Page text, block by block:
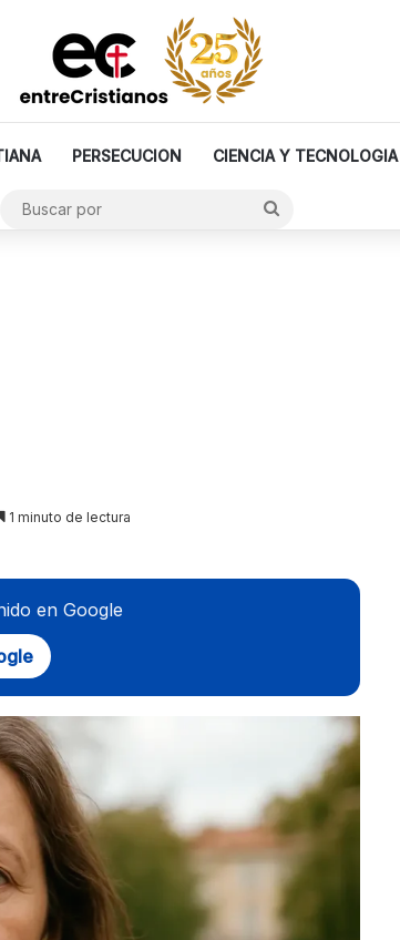
PERSECUCION CIENCIA Y TECNOLOGIA
1 minuto de lectura
en Google